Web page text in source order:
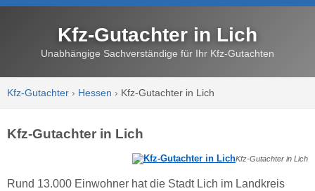
Kfz-Gutachter in Lich
Unabhängige Sachverständige für Ihr Kfz-Gutachten
Kfz-Gutachter › Hessen › Kfz-Gutachter in Lich
Kfz-Gutachter in Lich
Kfz-Gutachter in Lich
Rund 13.000 Einwohner hat die Stadt Lich im Landkreis